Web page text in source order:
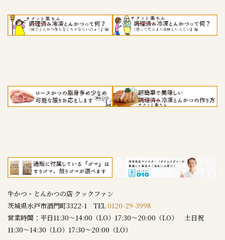
牛かつ・とんかつの店 クックファン
茨城県水戸市酒門町3322-1 TEL0120-29-3998
営業時間：平日11:30～14:00（LO）17:30～20:00（LO） 土日祝
11:30～14:30（LO）17:30～20:00（LO）